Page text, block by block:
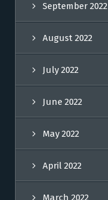
September 2022
August 2022
July 2022
June 2022
May 2022
April 2022
March 2022